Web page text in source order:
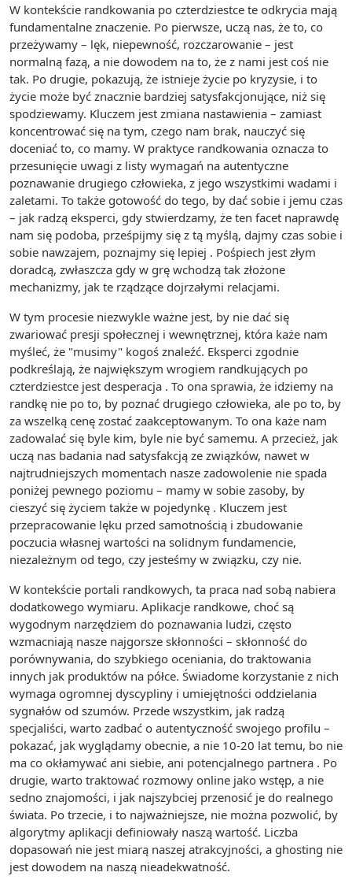
W kontekście randkowania po czterdziestce te odkrycia mają
fundamentalne znaczenie. Po pierwsze, uczą nas, że to, co
przeżywamy – lęk, niepewność, rozczarowanie – jest
normalną fazą, a nie dowodem na to, że z nami jest coś nie
tak. Po drugie, pokazują, że istnieje życie po kryzysie, i to
życie może być znacznie bardziej satysfakcjonujące, niż się
spodziewamy. Kluczem jest zmiana nastawienia – zamiast
koncentrować się na tym, czego nam brak, nauczyć się
doceniać to, co mamy. W praktyce randkowania oznacza to
przesunięcie uwagi z listy wymagań na autentyczne
poznawanie drugiego człowieka, z jego wszystkimi wadami i
zaletami. To także gotowość do tego, by dać sobie i jemu czas
– jak radzą eksperci, gdy stwierdzamy, że ten facet naprawdę
nam się podoba, prześpijmy się z tą myślą, dajmy czas sobie i
sobie nawzajem, poznajmy się lepiej . Pośpiech jest złym
doradcą, zwłaszcza gdy w grę wchodzą tak złożone
mechanizmy, jak te rządzące dojrzałymi relacjami.
W tym procesie niezwykle ważne jest, by nie dać się
zwariować presji społecznej i wewnętrznej, która każe nam
myśleć, że "musimy" kogoś znaleźć. Eksperci zgodnie
podkreślają, że największym wrogiem randkujących po
czterdziestce jest desperacja . To ona sprawia, że idziemy na
randkę nie po to, by poznać drugiego człowieka, ale po to, by
za wszelką cenę zostać zaakceptowanym. To ona każe nam
zadowalać się byle kim, byle nie być samemu. A przecież, jak
uczą nas badania nad satysfakcją ze związków, nawet w
najtrudniejszych momentach nasze zadowolenie nie spada
poniżej pewnego poziomu – mamy w sobie zasoby, by
cieszyć się życiem także w pojedynkę . Kluczem jest
przepracowanie lęku przed samotnością i zbudowanie
poczucia własnej wartości na solidnym fundamencie,
niezależnym od tego, czy jesteśmy w związku, czy nie.
W kontekście portali randkowych, ta praca nad sobą nabiera
dodatkowego wymiaru. Aplikacje randkowe, choć są
wygodnym narzędziem do poznawania ludzi, często
wzmacniają nasze najgorsze skłonności – skłonność do
porównywania, do szybkiego oceniania, do traktowania
innych jak produktów na półce. Świadome korzystanie z nich
wymaga ogromnej dyscypliny i umiejętności oddzielania
sygnałów od szumów. Przede wszystkim, jak radzą
specjaliści, warto zadbać o autentyczność swojego profilu –
pokazać, jak wyglądamy obecnie, a nie 10-20 lat temu, bo nie
ma co okłamywać ani siebie, ani potencjalnego partnera . Po
drugie, warto traktować rozmowy online jako wstęp, a nie
sedno znajomości, i jak najszybciej przenosić je do realnego
świata. Po trzecie, i to najważniejsze, nie można pozwolić, by
algorytmy aplikacji definiowały naszą wartość. Liczba
dopasowań nie jest miarą naszej atrakcyjności, a ghosting nie
jest dowodem na naszą nieadekwatność.